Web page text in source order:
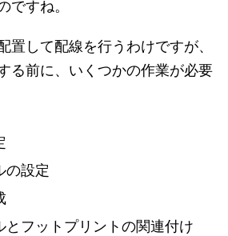
ですね。
置して配線を行うわけですが、
る前に、いくつかの作業が必要
の設定
とフットプリントの関連付け